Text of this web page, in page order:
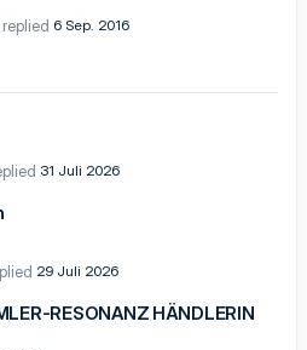
6 Sep. 2016
31 Juli 2026
29 Juli 2026
RESONANZ HÄNDLERIN